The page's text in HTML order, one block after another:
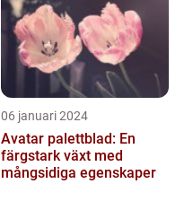
06 januari 2024
Avatar palettblad: En
färgstark växt med
mångsidiga egenskaper